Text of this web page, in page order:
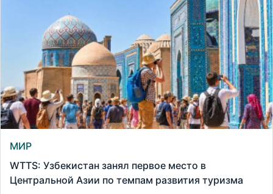
МИР
WTTS: Узбекистан занял первое место в
Центральной Азии по темпам развития туризма